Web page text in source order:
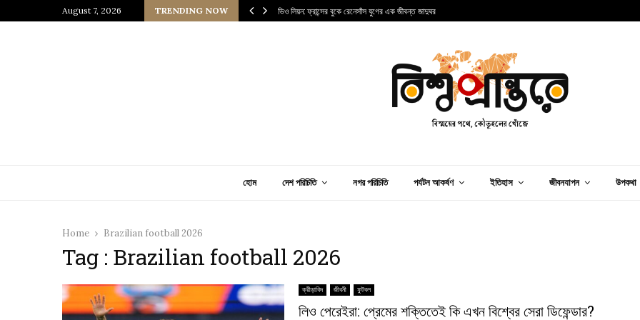
August 7, 2026 TRENDING NOW
জাপানি আধ্যাত্মিকতার ছোঁয়া ভিও লিয়ন: ফ্রান্সের বুকে রেনেসাঁস যুগের এক জীবন্ত জাদুঘর
হোম দেশ পরিচিতি নগর পরিচিতি পর্যটন আকর্ষণ ইতিহাস জীবনযাপন উপকথা
Home Brazilian football 2026
Tag : Brazilian football 2026
ক্রীড়াবিদ জীবনী ফুটবল
লিও পেরেইরা: প্রেমের শক্তিতেই কি এখন বিশ্বের সেরা ডিফেন্ডার?